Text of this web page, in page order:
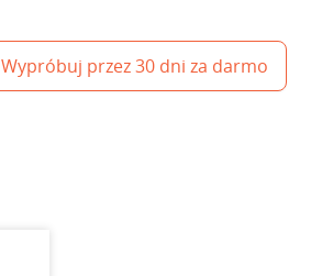
Wypróbuj przez 30 dni za darmo